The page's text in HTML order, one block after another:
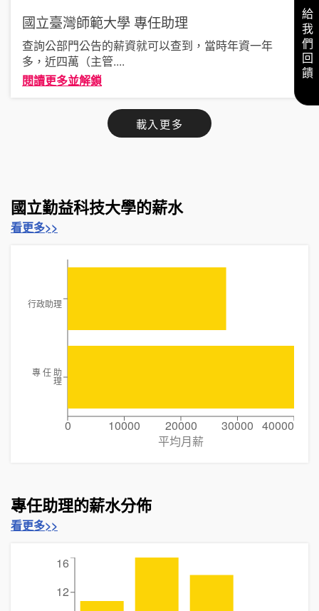
國立臺灣師範大學 專任助理
查詢公部門公告的薪資就可以查到，當時年資一年
多，近四萬（主管....
閱讀更多並解鎖
載入更多
國立勤益科技大學的薪水
看更多>>
0 10000 20000 30000 40000
平均月薪
行政助理
專 任 助
理
專任助理的薪水分佈
看更多>>
12
16
給我們回饋